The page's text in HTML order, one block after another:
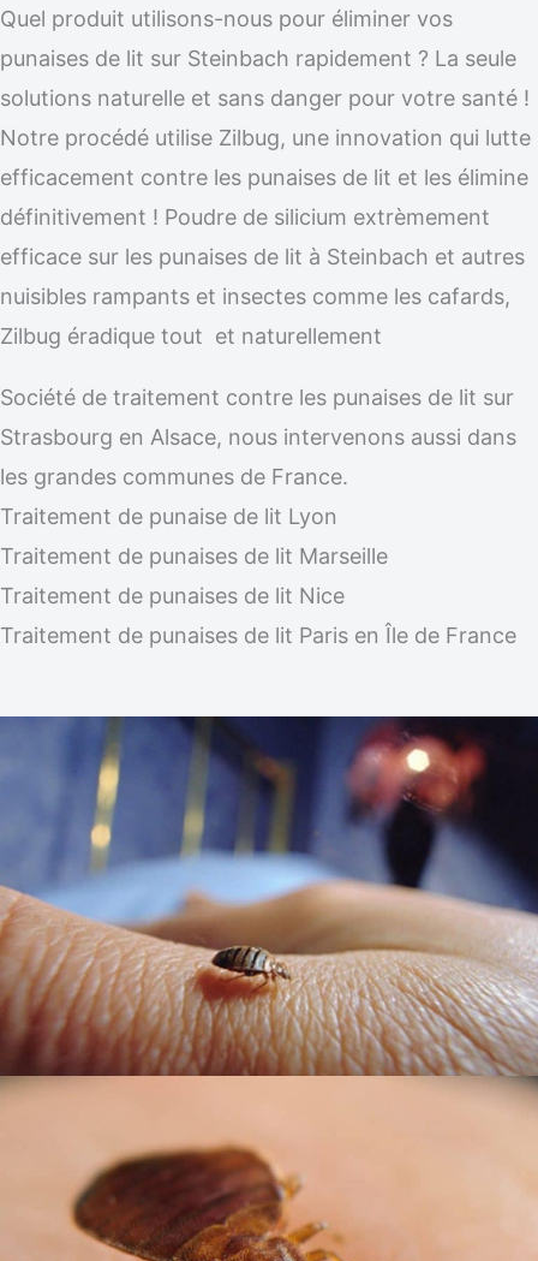
Quel produit utilisons-nous pour éliminer vos
punaises de lit sur Steinbach rapidement ? La seule
solutions naturelle et sans danger pour votre santé !
Notre procédé utilise Zilbug, une innovation qui lutte
efficacement contre les punaises de lit et les élimine
définitivement ! Poudre de silicium extrèmement
efficace sur les punaises de lit à Steinbach et autres
nuisibles rampants et insectes comme les cafards,
Zilbug éradique tout et naturellement
Société de traitement contre les punaises de lit sur
Strasbourg en Alsace, nous intervenons aussi dans
les grandes communes de France.
Traitement de punaise de lit Lyon
Traitement de punaises de lit Marseille
Traitement de punaises de lit Nice
Traitement de punaises de lit Paris en Île de France